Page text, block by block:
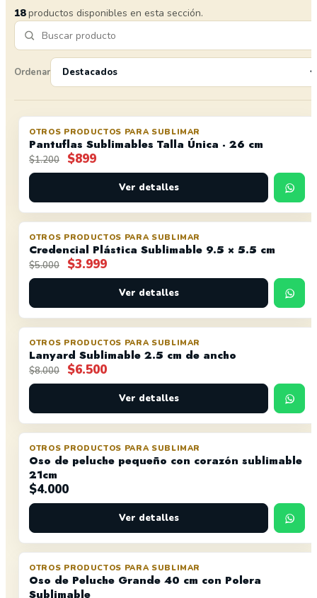
18productos disponibles en esta sección.
Ordenar
OFERTA
OTROS PRODUCTOS PARA SUBLIMAR
Pantuflas Sublimables Talla Única - 26 cm
$1.200
El
precio
era:
$1.200.
$899El
precio
actual
es:
$899.
Ver detalles
OFERTA
OTROS PRODUCTOS PARA SUBLIMAR
Credencial Plástica Sublimable 9.5 × 5.5 cm
$5.000
El
precio
era:
$5.000.
$3.999El
precio
actual
es:
$3.999.
Ver detalles
OFERTA
OTROS PRODUCTOS PARA SUBLIMAR
Lanyard Sublimable 2.5 cm de ancho
$8.000
El
precio
era:
$8.000.
$6.500El
precio
actual
es:
$6.500.
Ver detalles
OTROS PRODUCTOS PARA SUBLIMAR
Oso de peluche pequeño con corazón sublimable
21cm
$4.000
Ver detalles
OFERTA
OTROS PRODUCTOS PARA SUBLIMAR
Oso de Peluche Grande 40 cm con Polera
Sublimable